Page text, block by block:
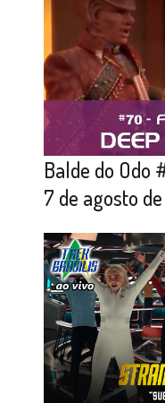
Balde do Odo
7 de agosto